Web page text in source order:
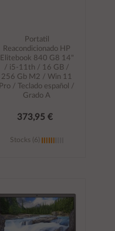
Portatil
Reacondicionado HP
Elitebook 840 G8 14"
/ i5-11th / 16 GB /
256 Gb M2 / Win 11
Pro / Teclado español /
Grado A
373,95 €
Stocks (6)
carrito